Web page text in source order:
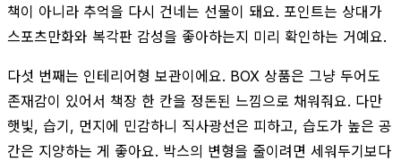
책이 아니라 추억을 다시 건네는 선물이 돼요. 포인트는 상대가
스포츠만화와 복각판 감성을 좋아하는지 미리 확인하는 거예요.
다섯 번째는 인테리어형 보관이에요. BOX 상품은 그냥 두어도
존재감이 있어서 책장 한 칸을 정돈된 느낌으로 채워줘요. 다만
햇빛, 습기, 먼지에 민감하니 직사광선은 피하고, 습도가 높은 공
간은 지양하는 게 좋아요. 박스의 변형을 줄이려면 세워두기보다